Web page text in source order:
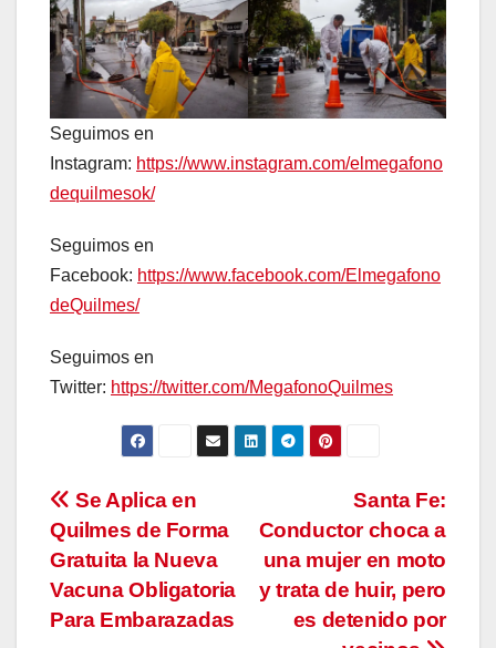
Seguimos en
Instagram: https://www.instagram.com/elmegafono
dequilmesok/
Seguimos en
Facebook: https://www.facebook.com/Elmegafono
deQuilmes/
Seguimos en
Twitter: https://twitter.com/MegafonoQuilmes
Navegación
de
entradas
Santa Fe:
Conductor choca a
una mujer en moto
y trata de huir, pero
es detenido por
Se Aplica en
Quilmes de Forma
Gratuita la Nueva
Vacuna Obligatoria
Para Embarazadas